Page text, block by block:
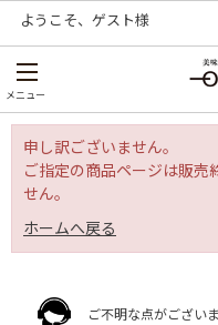
ようこそ、 ゲスト様
メニュー
申し訳ございません。
ご指定の商品ページは販売
せん。
ホームへ戻る
ご不明な点がござい